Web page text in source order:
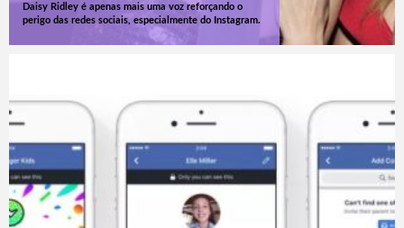
Daisy Ridley é apenas mais uma voz reforçando o
perigo das redes sociais, especialmente do Instagram.